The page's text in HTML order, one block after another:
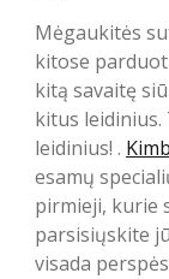
Mėgaukitės
kitose
kitą savaitę
kitus
leidinius! .
esamų
pirmieji, kurie
parsisiųskite
visada